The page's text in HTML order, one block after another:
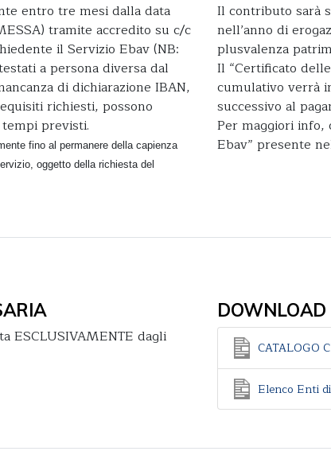
entro tre mesi dalla data
tramite accredito su c/c
il Servizio Ebav (NB:
a persona diversa dal
di dichiarazione IBAN,
richiesti, possono
previsti.
fino al permanere della capienza
oggetto della richiesta del
Il contributo sarà
nell’anno di
plusvalenza
Il “Certificato
cumulativo verrà
successivo al
Per maggiori info,
Ebav” presente
ESCLUSIVAMENTE dagli
CATALOGO
Elenco Enti